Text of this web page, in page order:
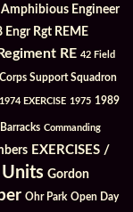
Engineer
Engr Rgt REME
RE 42 Field
Support Squadron
1974 EXERCISE 1975 1989
Commanding
EXERCISES /
Units Gordon
Ohr Park Open Day